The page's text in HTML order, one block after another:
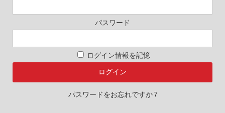
パスワード
ログイン情報を記憶
パスワードをお忘れですか ?